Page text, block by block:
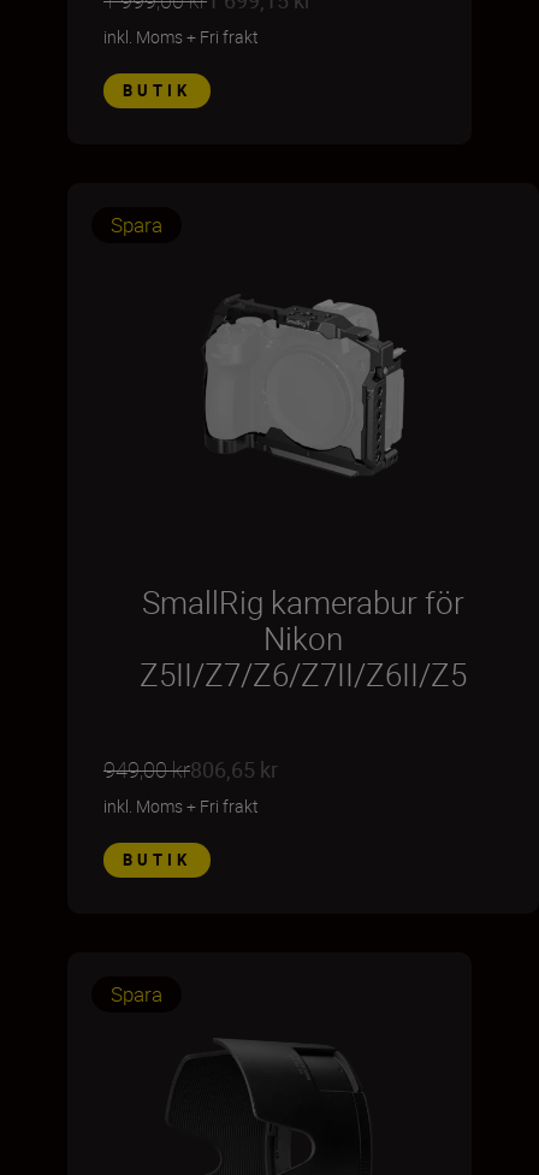
inkl. Moms+ Fri frakt
BUTIK
Spara
SmallRig kamerabur för
Nikon
Z5II/Z7/Z6/Z7II/Z6II/Z5
949,00 kr806,65 kr
inkl. Moms+ Fri frakt
BUTIK
Spara